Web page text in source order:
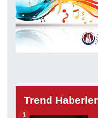
Trend Haberler
1